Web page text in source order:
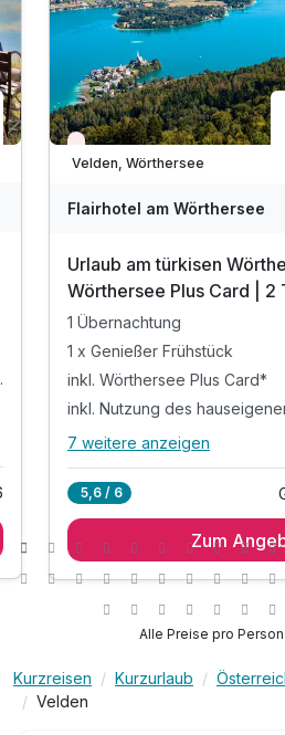
Wieder frei ab Oktober
Velden, Wörthersee
Flairhotel am Wörthersee
Urlaub am türkisen
Wörthersee Plus Card | 2
1 Übernachtung
1 x Genießer Frühstück
inkl. Wörthersee Plus Card*
inkl. Nutzung des
Alle Inklusivleistungen
1 x Genießer Frühstück
inkl. Wörthersee Plus Card*
inkl. Liegen & Sonnenschirme
Wellnessbereiches
inkl. Hallenbad mit
7 weitere anzeigen
5,6 / 6
Zum
Alle Preise pro
Kurzreisen Kurzurlaub
Velden